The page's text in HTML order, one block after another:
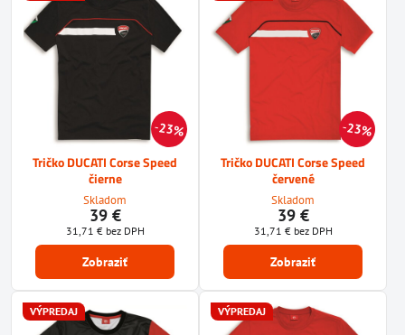
23%
Tričko DUCATI Corse Speed
čierne
Skladom
39 €
31,71 € bez DPH
Zobraziť
23%
Tričko DUCATI Corse Speed
červené
Skladom
39 €
31,71 € bez DPH
Zobraziť
VÝPREDAJ VÝPREDAJ